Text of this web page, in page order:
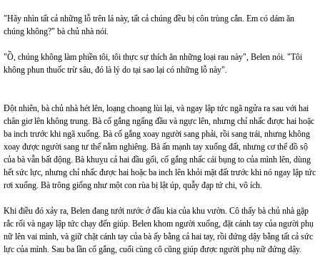
"Hãy nhìn tất cả những lỗ trên lá này, tất cả chúng đều bị côn trùng cắn. Em có dám ăn
chúng không?" bà chủ nhà nói.
"Ồ, chúng không làm phiền tôi, tôi thực sự thích ăn những loại rau này", Belen nói. "Tôi
không phun thuốc trừ sâu, đó là lý do tại sao lại có những lỗ này".
Đột nhiên, bà chủ nhà hét lên, loạng choạng lùi lại, và ngay lập tức ngã ngửa ra sau với hai
chân giơ lên ​​không trung. Bà cố gắng ngẩng đầu và ngực lên, nhưng chỉ nhấc được hai hoặc
ba inch trước khi ngã xuống. Bà cố gắng xoay người sang phải, rồi sang trái, nhưng không
xoay được người sang tư thế nằm nghiêng. Bà ấn mạnh tay xuống đất, nhưng cơ thể đồ sộ
của bà vẫn bất động. Bà khuỵu cả hai đầu gối, cố gắng nhấc cái bụng to của mình lên, dùng
hết sức lực, nhưng chỉ nhấc được hai hoặc ba inch lên khỏi mặt đất trước khi nó ngay lập tức
rơi xuống. Bà trông giống như một con rùa bị lật úp, quẫy đạp tứ chi, vô ích.
Khi điều đó xảy ra, Belen đang tưới nước ở đầu kia của khu vườn. Cô thấy bà chủ nhà gặp
rắc rối và ngay lập tức chạy đến giúp. Belen khom người xuống, đặt cánh tay của người phụ
nữ lên vai mình, và giữ chặt cánh tay của bà ấy bằng cả hai tay, rồi đứng dậy bằng tất cả sức
lực của mình. Sau ba lần cố gắng, cuối cùng cô cũng giúp được người phụ nữ đứng dậy.